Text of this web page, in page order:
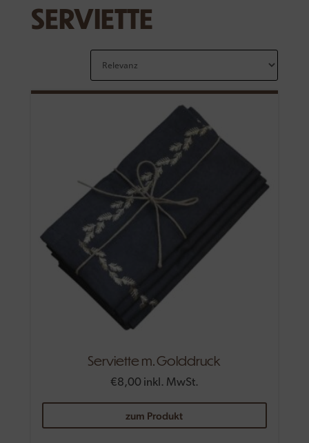
SERVIETTE
Serviette m. Golddruck
€8,00 inkl. MwSt.
zum Produkt